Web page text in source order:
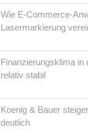
Wie E-Commerce-
Lasermarkierung
Finanzierungsklima in
relativ stabil
Koenig & Bauer
deutlich